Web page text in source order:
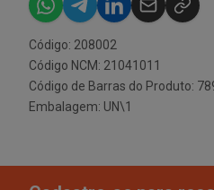
Código: 208002
Código NCM: 21041011
Código de Barras do Produto:
Embalagem: UN\1